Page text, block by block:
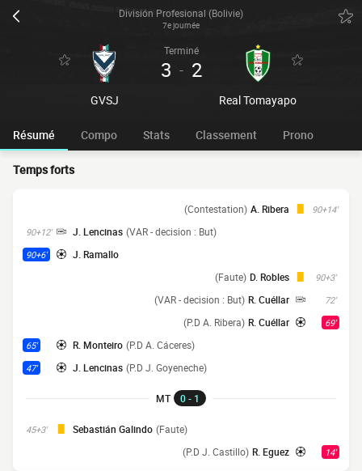
División Profesional (Bolivie)
7e journée
GVSJ
Terminé
3 - 2
Real Tomayapo
Résumé Compo Stats Classement Prono
Temps forts
90+14'
A. Ribera
(Contestation)
90+12' J. Lencinas (VAR - decision : But)
90+6' J. Ramallo
90+3'
D. Robles
(Faute)
72'
R. Cuéllar
(VAR - decision : But)
69'
R. Cuéllar
(P.D A. Ribera)
65' R. Monteiro (P.D A. Cáceres)
47' J. Lencinas (P.D J. Goyeneche)
MT 0 - 1
45+3' Sebastián Galindo (Faute)
14'
R. Eguez
(P.D J. Castillo)